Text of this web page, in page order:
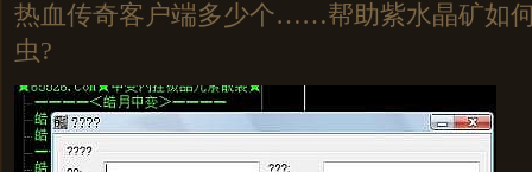
热血传奇客户端多少个……帮助紫水晶矿如
虫?